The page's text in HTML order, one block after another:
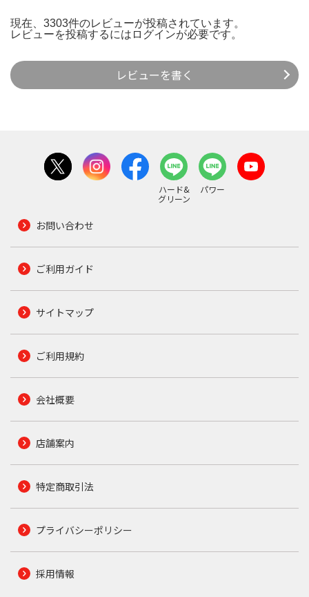
現在、3303件のレビューが投稿されています。
レビューを投稿するには ログインが必要です。
レビューを書く
ハード&
グリーン
パワー
お問い合わせ
ご利用ガイド
サイトマップ
ご利用規約
会社概要
店舗案内
特定商取引法
プライバシーポリシー
採用情報